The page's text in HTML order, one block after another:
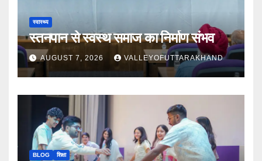
स्वास्थ्य
स्तनपान से स्वस्थ समाज का निर्माण संभव
AUGUST 7, 2026 VALLEYOFUTTARAKHAND
BLOG शिक्षा